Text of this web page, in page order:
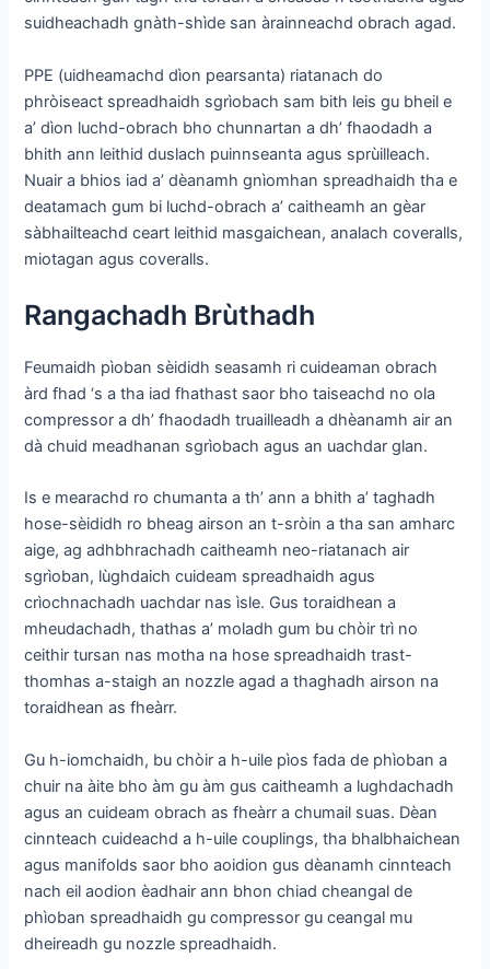
suidheachadh gnàth-shìde san àrainneachd obrach agad.
PPE (uidheamachd dìon pearsanta) riatanach do
phròiseact spreadhaidh sgrìobach sam bith leis gu bheil e
a’ dìon luchd-obrach bho chunnartan a dh’ fhaodadh a
bhith ann leithid duslach puinnseanta agus sprùilleach.
Nuair a bhios iad a’ dèanamh gnìomhan spreadhaidh tha e
deatamach gum bi luchd-obrach a’ caitheamh an gèar
sàbhailteachd ceart leithid masgaichean, analach coveralls,
miotagan agus coveralls.
Rangachadh Brùthadh
Feumaidh pìoban sèididh seasamh ri cuideaman obrach
àrd fhad ‘s a tha iad fhathast saor bho taiseachd no ola
compressor a dh’ fhaodadh truailleadh a dhèanamh air an
dà chuid meadhanan sgrìobach agus an uachdar glan.
Is e mearachd ro chumanta a th’ ann a bhith a’ taghadh
hose-sèididh ro bheag airson an t-sròin a tha san amharc
aige, ag adhbhrachadh caitheamh neo-riatanach air
sgrìoban, lùghdaich cuideam spreadhaidh agus
crìochnachadh uachdar nas ìsle. Gus toraidhean a
mheudachadh, thathas a’ moladh gum bu chòir trì no
ceithir tursan nas motha na hose spreadhaidh trast-
thomhas a-staigh an nozzle agad a thaghadh airson na
toraidhean as fheàrr.
Gu h-iomchaidh, bu chòir a h-uile pìos fada de phìoban a
chuir na àite bho àm gu àm gus caitheamh a lughdachadh
agus an cuideam obrach as fheàrr a chumail suas. Dèan
cinnteach cuideachd a h-uile couplings, tha bhalbhaichean
agus manifolds saor bho aoidion gus dèanamh cinnteach
nach eil aodion èadhair ann bhon chiad cheangal de
phìoban spreadhaidh gu compressor gu ceangal mu
dheireadh gu nozzle spreadhaidh.